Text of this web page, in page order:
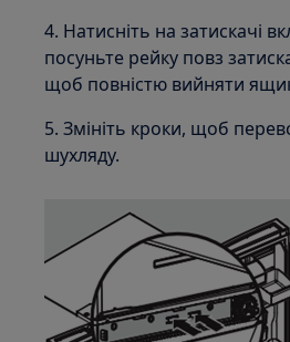
4. Натисніть на затискачі
посуньте рейку повз
щоб повністю вийняти
5. Змініть кроки, щоб
шухляду.